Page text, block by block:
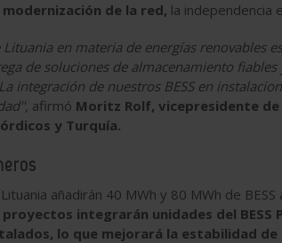
modernización de la red, la independencia
en materia de energías renovables
de soluciones de almacenamiento
integración de nuestros BESS en
afirmó Moritz Rolf, vicepresidente de
y Turquía.
añadirán 40 MWh y 80 MWh de
proyectos integrarán unidades del
lo que mejorará la estabilidad